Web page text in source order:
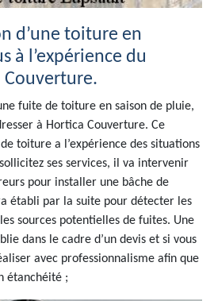
d’une toiture en
à l’expérience du
fuite de toiture en saison de pluie,
à Hortica Couverture. Ce
toiture a l’expérience des situations
ses services, il va intervenir
pour installer une bâche de
établi par la suite pour détecter les
sources potentielles de fuites. Une
dans le cadre d’un devis et si vous
avec professionnalisme afin que
étanchéité ;